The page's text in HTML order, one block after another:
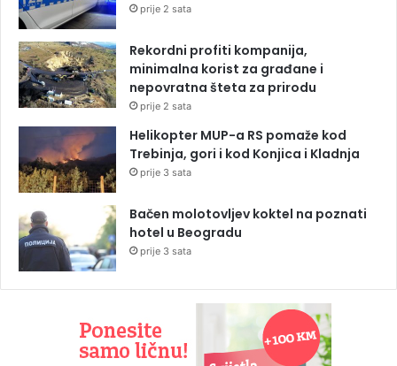
prije 2 sata
Rekordni profiti kompanija,
minimalna korist za građane i
nepovratna šteta za prirodu
prije 2 sata
Helikopter MUP-a RS pomaže kod
Trebinja, gori i kod Konjica i Kladnja
prije 3 sata
Bačen molotovljev koktel na poznati
hotel u Beogradu
prije 3 sata